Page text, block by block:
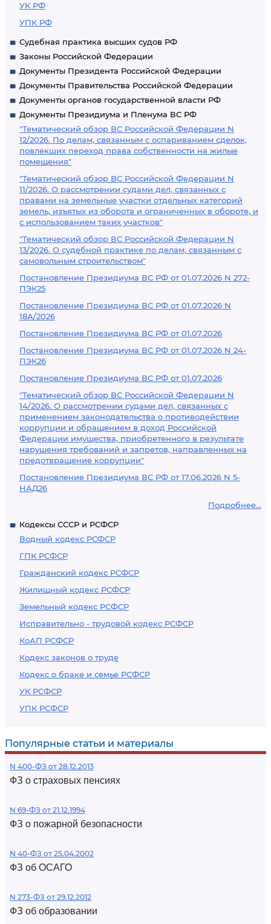
УК РФ
УПК РФ
Судебная практика высших судов РФ
Законы Российской Федерации
Документы Президента Российской Федерации
Документы Правительства Российской Федерации
Документы органов государственной власти РФ
Документы Президиума и Пленума ВС РФ
"Тематический обзор ВС Российской Федерации N
12/2026. По делам, связанным с оспариванием сделок,
повлекших переход права собственности на жилые
помещения"
"Тематический обзор ВС Российской Федерации N
11/2026. О рассмотрении судами дел, связанных с
правами на земельные участки отдельных категорий
земель, изъятых из оборота и ограниченных в обороте, и
с использованием таких участков"
"Тематический обзор ВС Российской Федерации N
13/2026. О судебной практике по делам, связанным с
самовольным строительством"
Постановление Президиума ВС РФ от 01.07.2026 N 272-
ПЭК25
Постановление Президиума ВС РФ от 01.07.2026 N
18А/2026
Постановление Президиума ВС РФ от 01.07.2026
Постановление Президиума ВС РФ от 01.07.2026 N 24-
ПЭК26
Постановление Президиума ВС РФ от 01.07.2026
"Тематический обзор ВС Российской Федерации N
14/2026. О рассмотрении судами дел, связанных с
применением законодательства о противодействии
коррупции и обращением в доход Российской
Федерации имущества, приобретенного в результате
нарушения требований и запретов, направленных на
предотвращение коррупции"
Постановление Президиума ВС РФ от 17.06.2026 N 5-
НАД26
Подробнее...
Кодексы СССР и РСФСР
Водный кодекс РСФСР
ГПК РСФСР
Гражданский кодекс РСФСР
Жилищный кодекс РСФСР
Земельный кодекс РСФСР
Исправительно - трудовой кодекс РСФСР
КоАП РСФСР
Кодекс законов о труде
Кодекс о браке и семье РСФСР
УК РСФСР
УПК РСФСР
Популярные статьи и материалы
N 400-ФЗ от 28.12.2013
ФЗ о страховых пенсиях
N 69-ФЗ от 21.12.1994
ФЗ о пожарной безопасности
N 40-ФЗ от 25.04.2002
ФЗ об ОСАГО
N 273-ФЗ от 29.12.2012
ФЗ об образовании